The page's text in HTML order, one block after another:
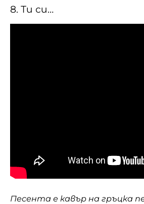
8. Ти си…
Песента е кавър на гръцка